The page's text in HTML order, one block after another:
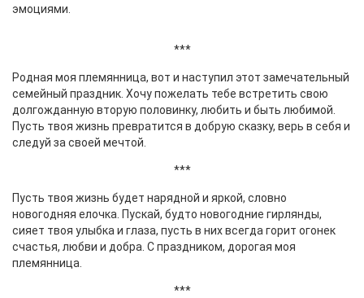
эмоциями.
***
Родная моя племянница, вот и наступил этот замечательный
семейный праздник. Хочу пожелать тебе встретить свою
долгожданную вторую половинку, любить и быть любимой.
Пусть твоя жизнь превратится в добрую сказку, верь в себя и
следуй за своей мечтой.
***
Пусть твоя жизнь будет нарядной и яркой, словно
новогодняя елочка. Пускай, будто новогодние гирлянды,
сияет твоя улыбка и глаза, пусть в них всегда горит огонек
счастья, любви и добра. С праздником, дорогая моя
племянница.
***